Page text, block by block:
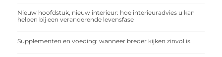
Nieuw hoofdstuk, nieuw interieur: hoe interieuradvies u kan
helpen bij een veranderende levensfase
Supplementen en voeding: wanneer breder kijken zinvol is